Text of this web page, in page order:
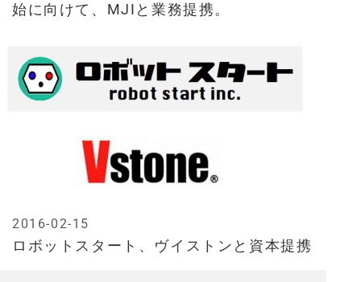
始に向けて、MJIと業務提携。
ロボットスタート、ヴイストンと資本提携
2016-02-15